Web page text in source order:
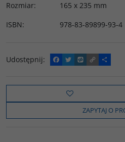
Rozmiar:
165 x 235 mm
ISBN: 978-83-89899-93-4
Udostępnij:
F
a
e
o
k
T
w
t
t
e
W
y
o
C
o
y
i
n
k
P
o
z
e
l
s
ZAPYTAJ O